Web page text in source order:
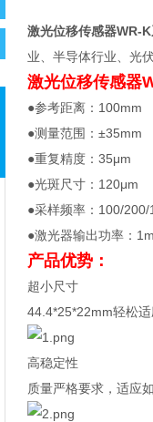
激光位移传感器WR-K
业、半导体行业、光
激光位移传感器
●参考距离：100mm
●测量范围：±35mm
●重复精度：35μm
●光斑尺寸：120μm
●采样频率：100/
●激光器输出功率：
产品优势：
超小尺寸
44.4*25*22mm轻松
高稳定性
质量严格要求，适应